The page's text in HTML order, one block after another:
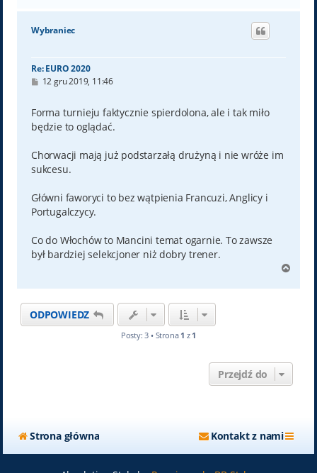
g
Wybraniec
Re: EURO 2020
P
t
12 gru 2019, 11:46
Forma turnieju faktycznie spierdolona, ale i tak miło
będzie to oglądać.
Chorwacji mają już podstarzałą drużyną i nie wróże im
sukcesu.
Główni faworyci to bez wątpienia Francuzi, Anglicy i
Portugalczycy.
Co do Włochów to Mancini temat ogarnie. To zawsze
był bardziej selekcjoner niż dobry trener.
g
ODPOWIEDZ
Posty: 3 • Strona 1 z 1
Przejdź do
Strona główna Kontakt z nami